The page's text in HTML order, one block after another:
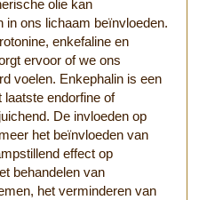
olie kan
in ons lichaam beïnvloeden.
enkefaline en
ervoor of we ons
voelen. Enkephalin is een
laatste endorfine of
De invloeden op
het beïnvloeden van
effect op
behandelen van
het verminderen van